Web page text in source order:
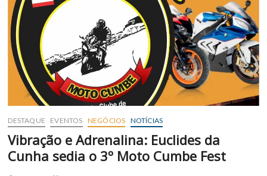
vira
destaque
evento
em
Euclides
Cunha
DESTAQUE EVENTOS NEGÓCIOS NOTÍCIAS
Vibração e Adrenalina: Euclides da
Cunha sedia o 3º Moto Cumbe Fest